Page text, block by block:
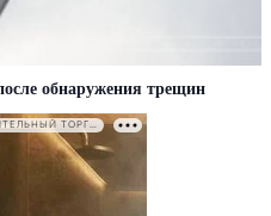
обнаружения трещин
РЕКЛАМА • ООО СТРОИТЕЛЬНЫЙ ТОРГОВЫЙ ДОМ «ПЕТРОВИЧ». ИНН: 7802348846